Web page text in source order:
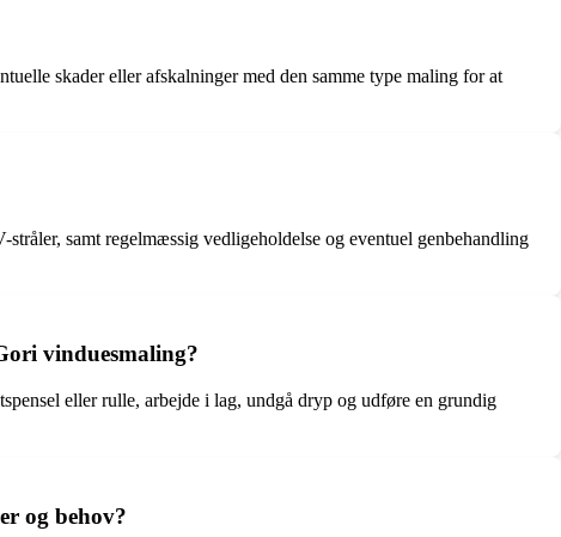
skader eller afskalninger med den samme type maling for at
samt regelmæssig vedligeholdelse og eventuel genbehandling
vinduesmaling?
eller rulle, arbejde i lag, undgå dryp og udføre en grundig
og behov?